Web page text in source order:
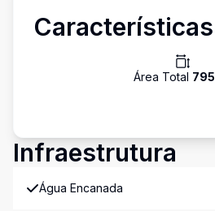
Características
Área Total 795
Infraestrutura
Água Encanada